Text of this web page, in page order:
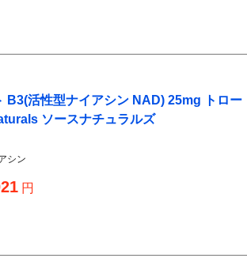
B3(活性型ナイアシン NAD) 25mg トロー
ソースナチュラルズ
シン
円